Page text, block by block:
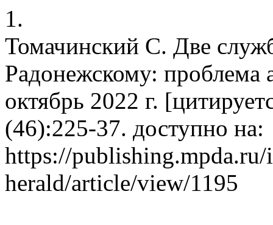
1.
Томачинский С. Две
Радонежскому: проблема
октябрь 2022 г.
(46):225-37. доступно на:
https://
herald/article/view/1195